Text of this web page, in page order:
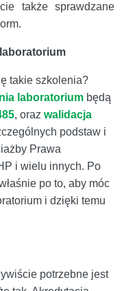
także sprawdzane
takie szkolenia?
laboratorium będą
, oraz walidacja
podstaw i
Prawa
i wielu innych. Po
po to, aby móc
i dzięki temu
potrzebne jest